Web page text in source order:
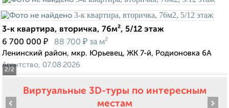
2/2
3-к квартира, вторичка, 76м², 5/12 этаж
6 700 000 ₽ 88 700 ₽ за м²
Ленинский район, мкр. Юрьевец, ЖК 7-й, Родионовка 6А
Агентство, 07.08.2026
Виртуальные 3D-туры по интересным
местам
‹ ›